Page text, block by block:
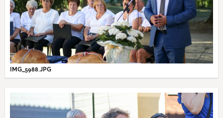
IMG_5988.JPG